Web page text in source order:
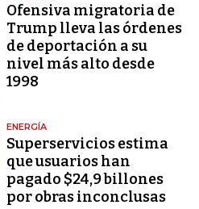
Ofensiva migratoria de
Trump lleva las órdenes
de deportación a su
nivel más alto desde
1998
ENERGÍA
Superservicios estima
que usuarios han
pagado $24,9 billones
por obras inconclusas